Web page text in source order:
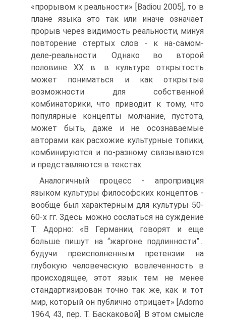
«прорывом к реальности» [Badiou 2005], то в
плане языка это так или иначе означает
прорыв через видимость реальности, минуя
повторение стертых слов - к на-самом-
деле-реальности. Однако во второй
половине ХХ в. в культуре открытость
может пониматься и как открытые
возможности для собственной
комбинаторики, что приводит к тому, что
популярные концепты молчание, пустота,
может быть, даже и не осознаваемые
авторами как расхожие культурные топики,
комбинируются и по-разному связываются
и представляются в текстах.
Аналогичный процесс - апроприация
языком культуры философских концептов -
вообще был характерным для культуры 50-
60-х гг. Здесь можно сослаться на суждение
Т. Адорно: «В Германии, говорят и еще
больше пишут на “жаргоне подлинности”...
будучи преисполненным претензии на
глубокую человеческую вовлеченность в
происходящее, этот язык тем не менее
стандартизирован точно так же, как и тот
мир, который он публично отрицает» [Adorno
1964, 43, пер. Т. Баскаковой]. В этом смысле